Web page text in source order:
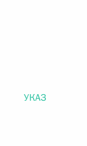
УКАЗ